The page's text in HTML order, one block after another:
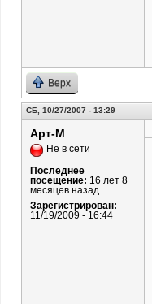
Верх
СБ, 10/27/2007 - 13:29
Арт-М
Не в сети
Последнее
посещение: 16 лет 8
месяцев назад
Зарегистрирован:
11/19/2009 - 16:44